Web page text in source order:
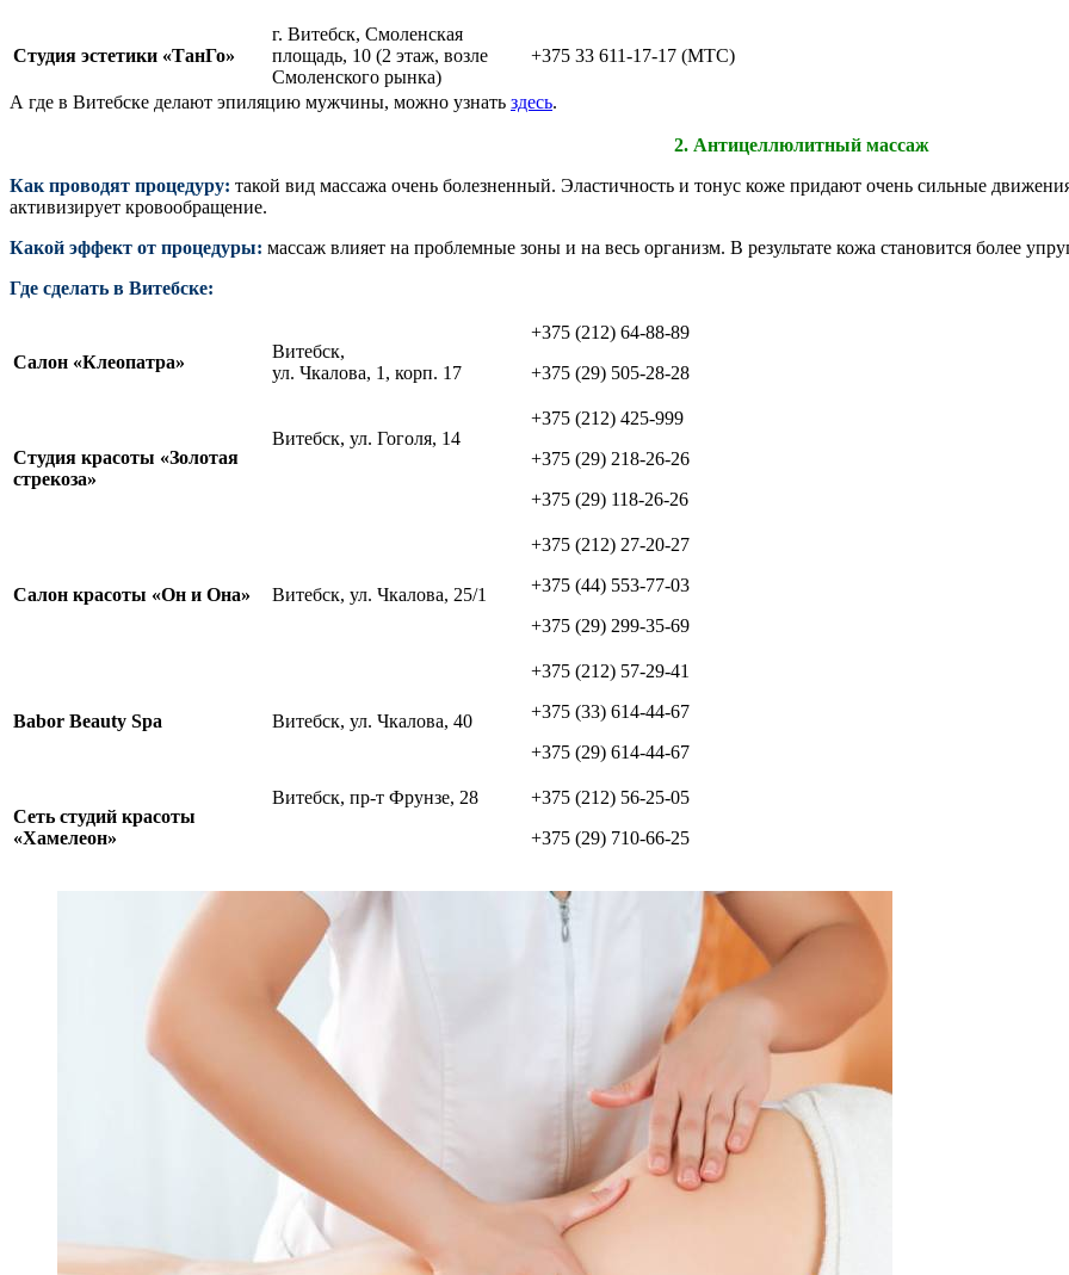
Студия эстетики «ТанГо»
г. Витебск, Смоленская
площадь, 10 (2 этаж, возле
Смоленского рынка)
+375 33 611-17-17 (МТС)
А где в Витебске делают эпиляцию мужчины, можно узнать здесь.
2. Антицеллюлитный массаж
Как проводят процедуру: такой вид массажа очень болезненный. Эластичность и тонус коже придают очень сильные
активизирует кровообращение.
Какой эффект от процедуры: массаж влияет на проблемные зоны и на весь организм. В результате кожа становится более
Где сделать в Витебске:
Салон «Клеопатра»
Витебск,
ул. Чкалова, 1, корп. 17
+375 (212) 64-88-89
+375 (29) 505-28-28
Студия красоты «Золотая
стрекоза»
Витебск, ул. Гоголя, 14
+375 (212) 425-999
+375 (29) 218-26-26
+375 (29) 118-26-26
Салон красоты «Он и Она» Витебск, ул. Чкалова, 25/1
+375 (212) 27-20-27
+375 (44) 553-77-03
+375 (29) 299-35-69
Babor Beauty Spa Витебск, ул. Чкалова, 40
+375 (212) 57-29-41
+375 (33) 614-44-67
+375 (29) 614-44-67
Сеть студий красоты
«Хамелеон»
Витебск, пр-т Фрунзе, 28
+375 (212) 56-25-05
+375 (29) 710-66-25